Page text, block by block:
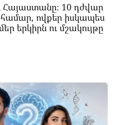
Հայաստանը։ 10 դժվար
ովքեր իսկապես
երկիրն ու մշակույթը